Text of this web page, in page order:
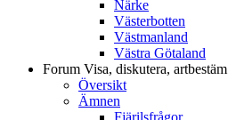
Närke
Västerbotten
Västmanland
Västra Götaland
Forum Visa, diskutera, artbestäm
Översikt
Ämnen
Fjärilsfrågor